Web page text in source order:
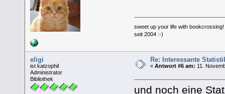
sweet up your life with bookcrossing!
seit 2004 :-)
eligi
ist katzophil
Administrator
Bibliothek
Re: Interessante
«Antwort #6 am: 11.
und noch eine